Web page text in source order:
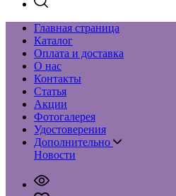
Главная страница
Каталог
Оплата и доставка
О нас
Контакты
Статья
Акции
Фотогалерея
Удостоверения
Дополнительно
Новости